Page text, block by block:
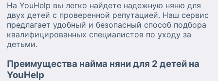
На YouHelp вы легко найдете надежную няню для
двух детей с проверенной репутацией. Наш сервис
предлагает удобный и безопасный способ подбора
квалифицированных специалистов по уходу за
детьми.
Преимущества найма няни для 2 детей на
YouHelp